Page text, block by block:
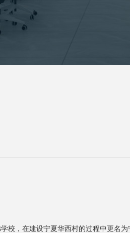
校，在建设宁夏华西村的过程中更名